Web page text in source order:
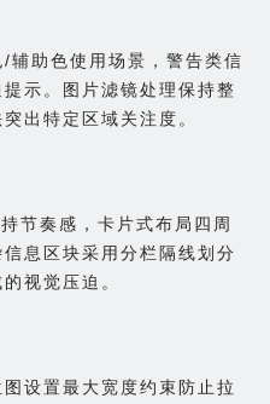
辅助色使用场景，警告类信
示。图片滤镜处理保持整
出特定区域关注度。
节奏感，卡片式布局四周
息区块采用分栏隔线划分
视觉压迫。
设置最大宽度约束防止拉